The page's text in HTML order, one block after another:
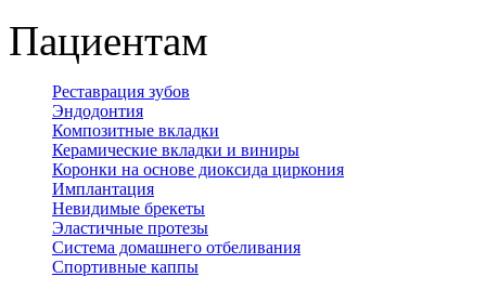
Пациентам
Реставрация зубов
Эндодонтия
Композитные вкладки
Керамические вкладки и виниры
Коронки на основе диоксида циркония
Имплантация
Невидимые брекеты
Эластичные протезы
Система домашнего отбеливания
Спортивные каппы